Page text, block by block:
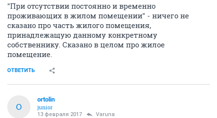
"При отсутствии постоянно и временно
проживающих в жилом помещении" - ничего не
сказано про часть жилого помещения,
принадлежащую данному конкретному
собственнику. Сказано в целом про жилое
помещение.
ОТВЕТИТЬ
O
ortolin
junior
13 февраля 2017 Varuna